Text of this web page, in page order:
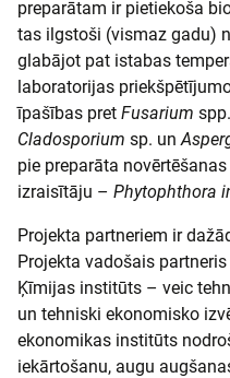
preparātam ir pietiekoša
tas ilgstoši (vismaz gadu)
glabājot pat istabas
laboratorijas
īpašības pret Fusarium spp.
Cladosporium sp. un
pie preparāta
izraisītāju – Phytophthora
Projekta partneriem ir
Projekta vadošais
Ķīmijas institūts – veic
un tehniski ekonomisko
ekonomikas institūts
iekārtošanu, augu